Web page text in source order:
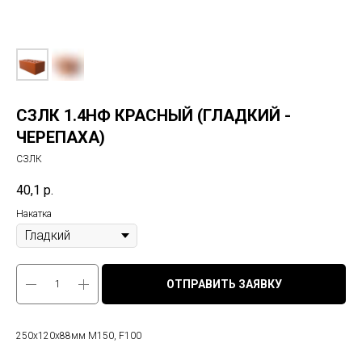
СЗЛК 1.4НФ КРАСНЫЙ (ГЛАДКИЙ -
ЧЕРЕПАХА)
СЗЛК
40,1 р.
Накатка
ОТПРАВИТЬ ЗАЯВКУ
250х120х88мм М150, F100